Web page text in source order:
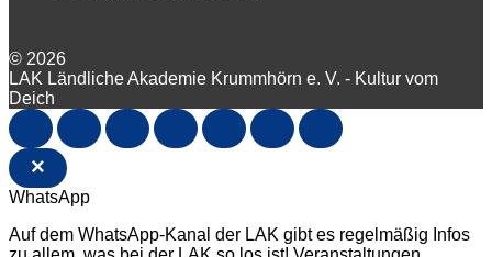
© 2026
LAK Ländliche Akademie Krummhörn e. V. - Kultur vom
Deich
×
WhatsApp
Auf dem WhatsApp-Kanal der LAK gibt es regelmäßig Infos